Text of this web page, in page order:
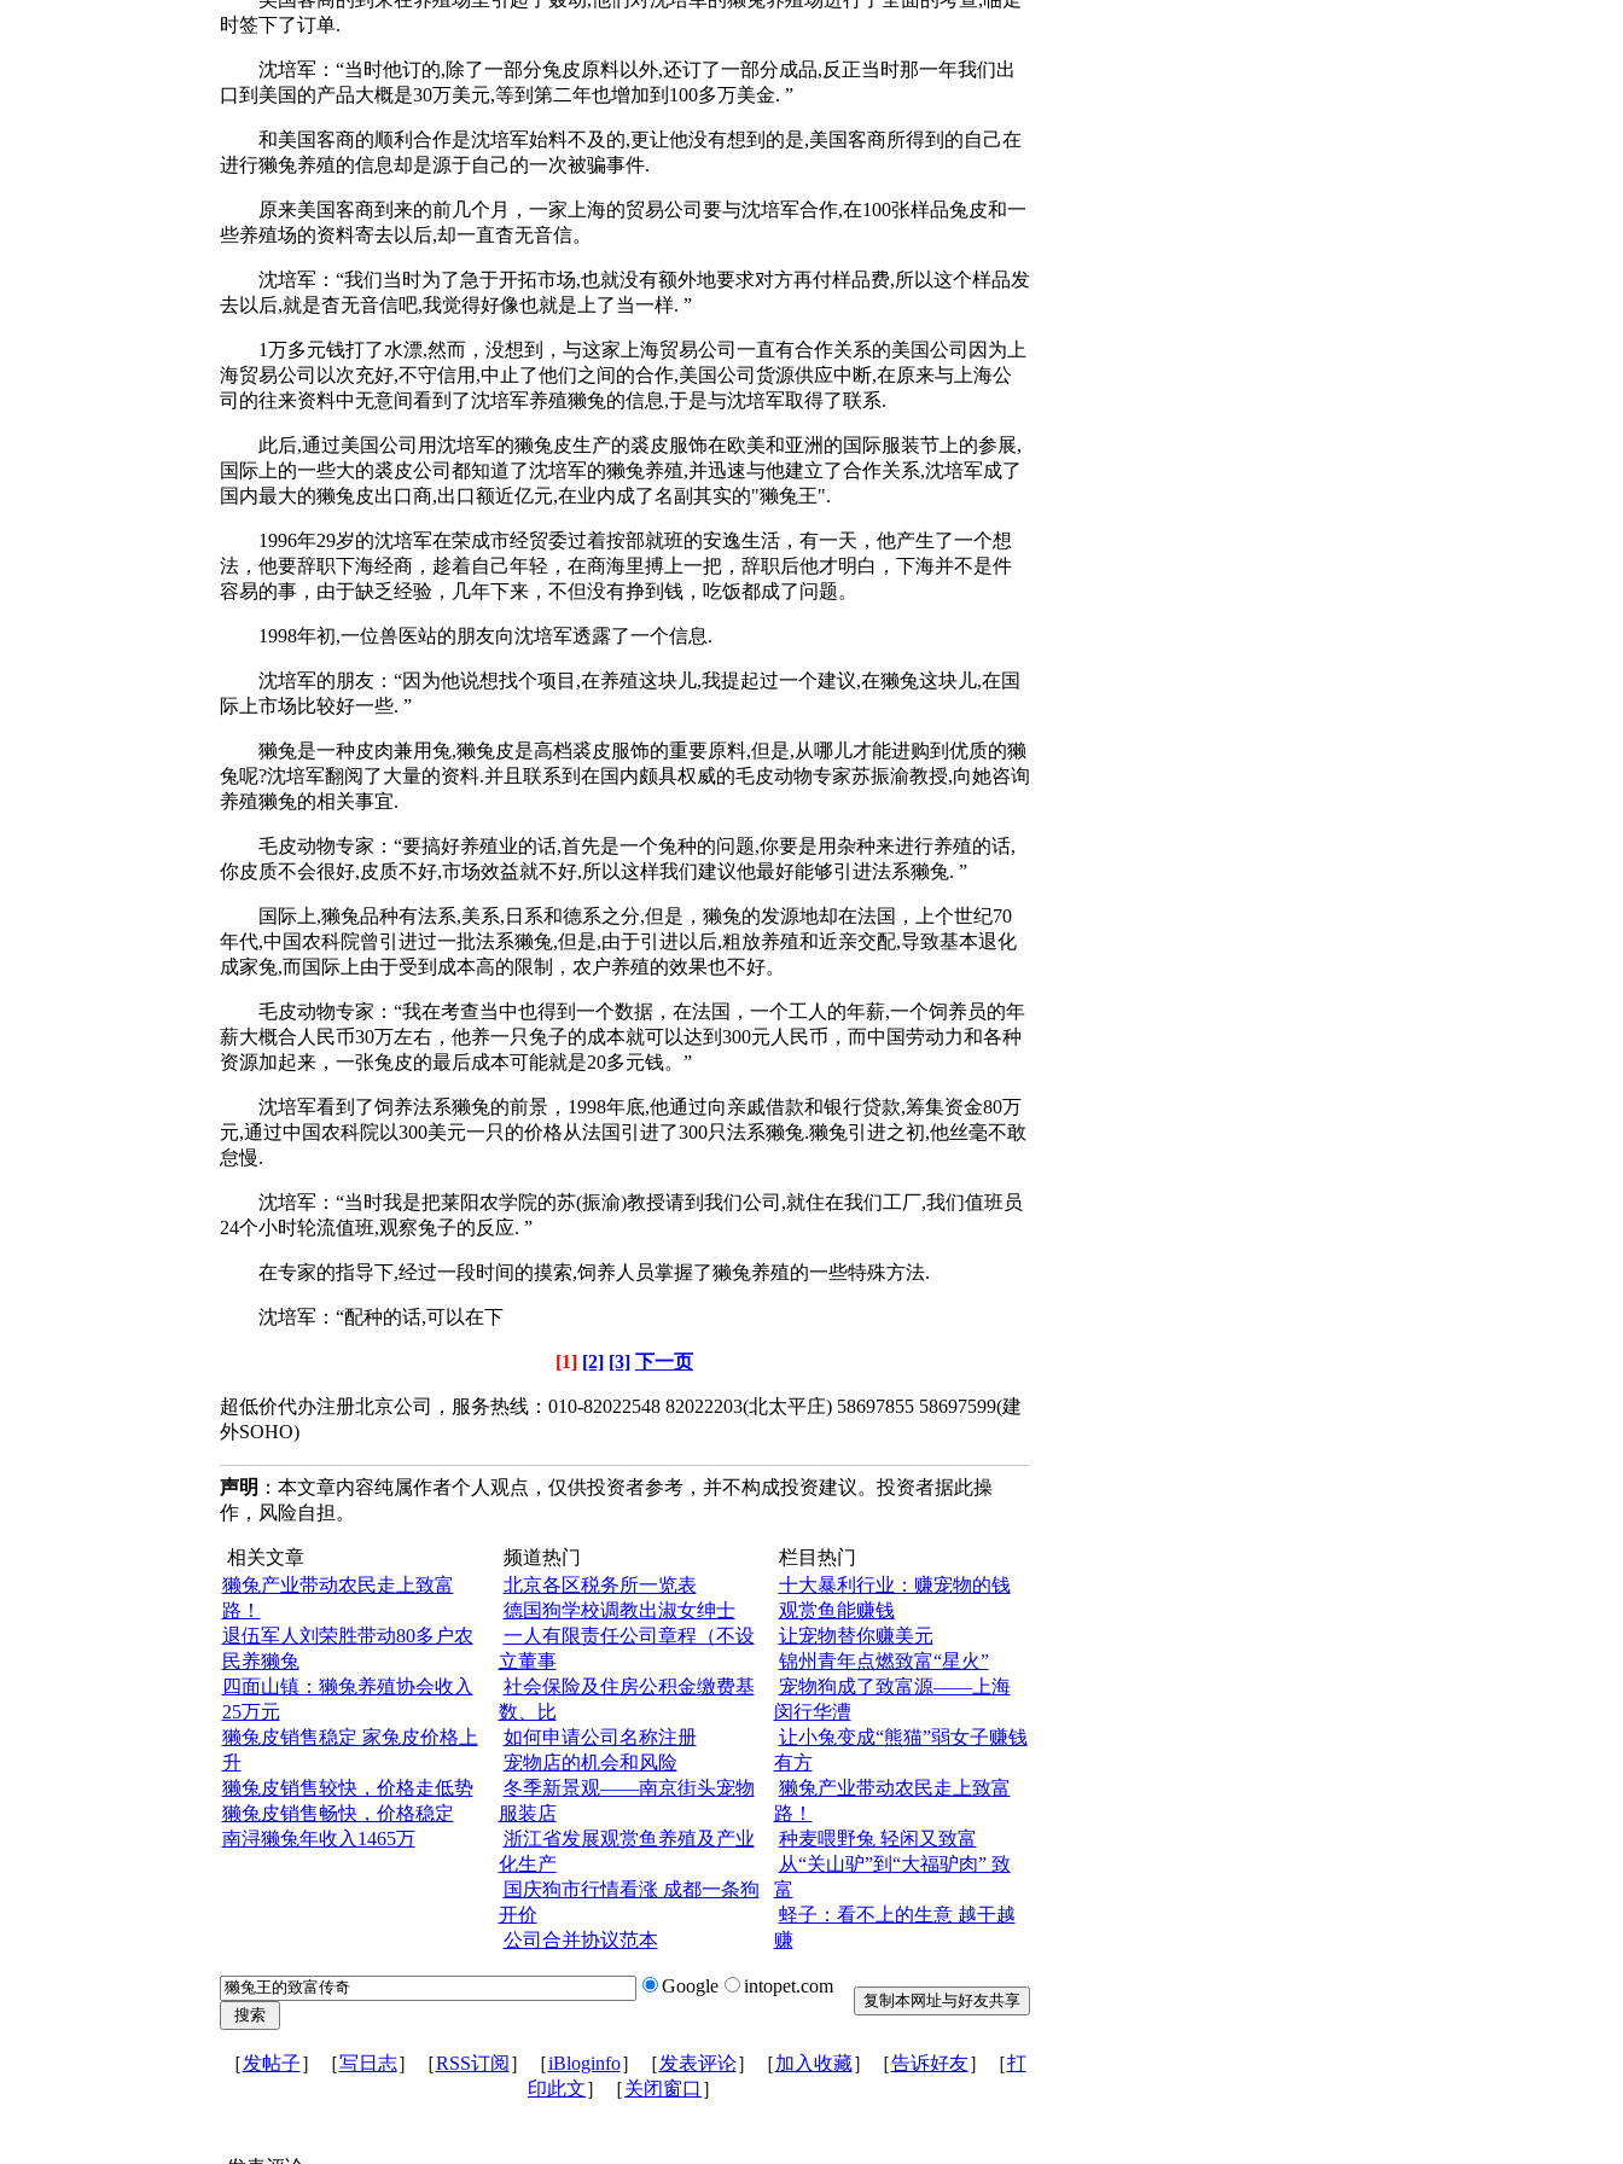
时签下了订单.
沈培军：“当时他订的,除了一部分兔皮原料以外,还订了一部分成品,反正当时那一年我们出
口到美国的产品大概是30万美元,等到第二年也增加到100多万美金. ”
和美国客商的顺利合作是沈培军始料不及的,更让他没有想到的是,美国客商所得到的自己在
进行獭兔养殖的信息却是源于自己的一次被骗事件.
原来美国客商到来的前几个月，一家上海的贸易公司要与沈培军合作,在100张样品兔皮和一
些养殖场的资料寄去以后,却一直杳无音信。
沈培军：“我们当时为了急于开拓市场,也就没有额外地要求对方再付样品费,所以这个样品发
去以后,就是杳无音信吧,我觉得好像也就是上了当一样. ”
1万多元钱打了水漂,然而，没想到，与这家上海贸易公司一直有合作关系的美国公司因为上
海贸易公司以次充好,不守信用,中止了他们之间的合作,美国公司货源供应中断,在原来与上海公
司的往来资料中无意间看到了沈培军养殖獭兔的信息,于是与沈培军取得了联系.
此后,通过美国公司用沈培军的獭兔皮生产的裘皮服饰在欧美和亚洲的国际服装节上的参展,
国际上的一些大的裘皮公司都知道了沈培军的獭兔养殖,并迅速与他建立了合作关系,沈培军成了
国内最大的獭兔皮出口商,出口额近亿元,在业内成了名副其实的"獭兔王".
1996年29岁的沈培军在荣成市经贸委过着按部就班的安逸生活，有一天，他产生了一个想
法，他要辞职下海经商，趁着自己年轻，在商海里搏上一把，辞职后他才明白，下海并不是件
容易的事，由于缺乏经验，几年下来，不但没有挣到钱，吃饭都成了问题。
1998年初,一位兽医站的朋友向沈培军透露了一个信息.
沈培军的朋友：“因为他说想找个项目,在养殖这块儿,我提起过一个建议,在獭兔这块儿,在国
际上市场比较好一些. ”
獭兔是一种皮肉兼用兔,獭兔皮是高档裘皮服饰的重要原料,但是,从哪儿才能进购到优质的獭
兔呢?沈培军翻阅了大量的资料.并且联系到在国内颇具权威的毛皮动物专家苏振渝教授,向她咨询
养殖獭兔的相关事宜.
毛皮动物专家：“要搞好养殖业的话,首先是一个兔种的问题,你要是用杂种来进行养殖的话,
你皮质不会很好,皮质不好,市场效益就不好,所以这样我们建议他最好能够引进法系獭兔. ”
国际上,獭兔品种有法系,美系,日系和德系之分,但是，獭兔的发源地却在法国，上个世纪70
年代,中国农科院曾引进过一批法系獭兔,但是,由于引进以后,粗放养殖和近亲交配,导致基本退化
成家兔,而国际上由于受到成本高的限制，农户养殖的效果也不好。
毛皮动物专家：“我在考查当中也得到一个数据，在法国，一个工人的年薪,一个饲养员的年
薪大概合人民币30万左右，他养一只兔子的成本就可以达到300元人民币，而中国劳动力和各种
资源加起来，一张兔皮的最后成本可能就是20多元钱。”
沈培军看到了饲养法系獭兔的前景，1998年底,他通过向亲戚借款和银行贷款,筹集资金80万
元,通过中国农科院以300美元一只的价格从法国引进了300只法系獭兔.獭兔引进之初,他丝毫不敢
怠慢.
沈培军：“当时我是把莱阳农学院的苏(振渝)教授请到我们公司,就住在我们工厂,我们值班员
24个小时轮流值班,观察兔子的反应. ”
在专家的指导下,经过一段时间的摸索,饲养人员掌握了獭兔养殖的一些特殊方法.
沈培军：“配种的话,可以在下
[1] [2] [3] 下一页
超低价代办注册北京公司，服务热线：010-82022548 82022203(北太平庄) 58697855 58697599(建
外SOHO)
声明 ：本文章内容纯属作者个人观点，仅供投资者参考，并不构成投资建议。投资者据此操
作，风险自担。
相关文章
獭兔产业带动农民走上致富
路！
退伍军人刘荣胜带动80多户农
民养獭兔
四面山镇：獭兔养殖协会收入
25万元
獭兔皮销售稳定 家兔皮价格上
升
獭兔皮销售较快，价格走低势
獭兔皮销售畅快，价格稳定
南浔獭兔年收入1465万
频道热门
北京各区税务所一览表
德国狗学校调教出淑女绅士
一人有限责任公司章程（不设
立董事
社会保险及住房公积金缴费基
数、比
如何申请公司名称注册
宠物店的机会和风险
冬季新景观——南京街头宠物
服装店
浙江省发展观赏鱼养殖及产业
化生产
国庆狗市行情看涨 成都一条狗
开价
公司合并协议范本
栏目热门
十大暴利行业：赚宠物的钱
观赏鱼能赚钱
让宠物替你赚美元
锦州青年点燃致富“星火”
宠物狗成了致富源——上海
闵行华漕
让小兔变成“熊猫”弱女子赚钱
有方
獭兔产业带动农民走上致富
路！
种麦喂野兔 轻闲又致富
从“关山驴”到“大福驴肉” 致
富
蛏子：看不上的生意 越干越
赚
Google intopet.com
［发帖子］［写日志］［RSS订阅 ］［iBloginfo］［发表评论］［加入收藏］［告诉好友］［打
印此文］［关闭窗口 ］